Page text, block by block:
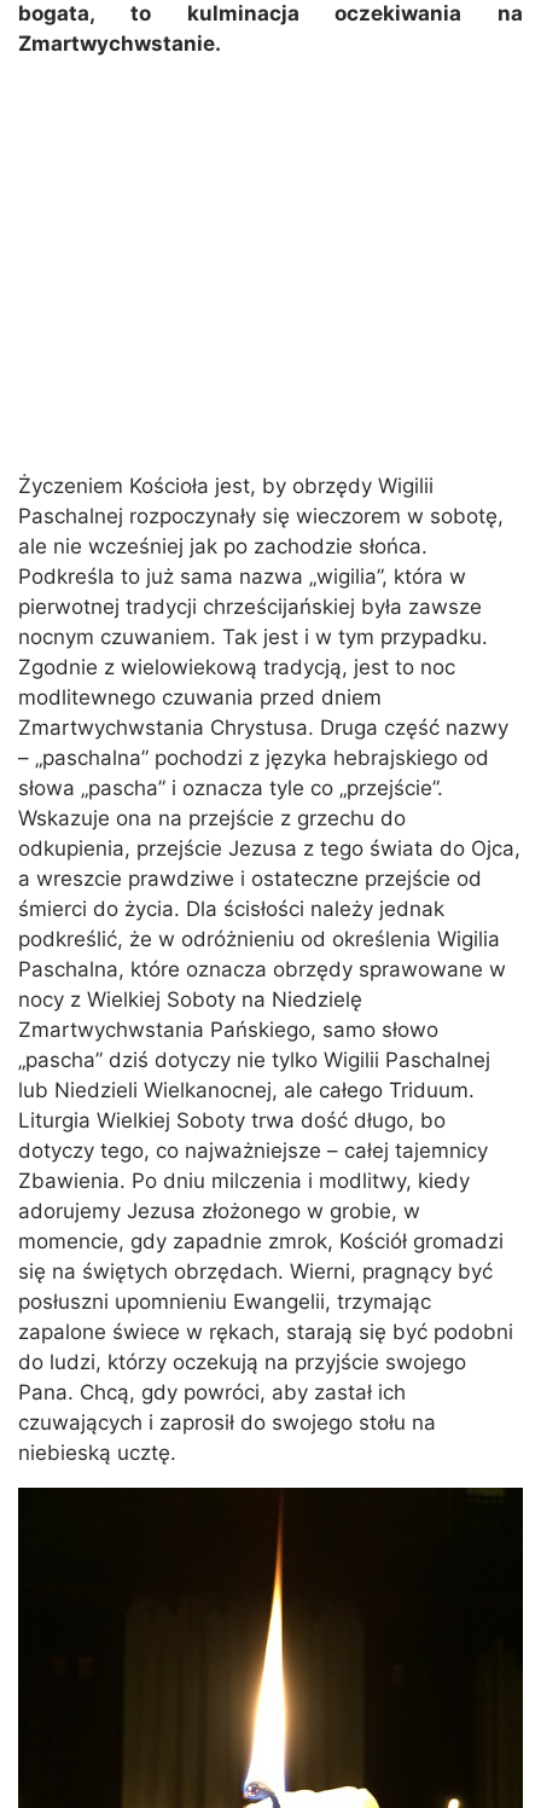
bogata, to kulminacja oczekiwania na
Zmartwychwstanie.
Życzeniem Kościoła jest, by obrzędy Wigilii
Paschalnej rozpoczynały się wieczorem w sobotę,
ale nie wcześniej jak po zachodzie słońca.
Podkreśla to już sama nazwa „wigilia”, która w
pierwotnej tradycji chrześcijańskiej była zawsze
nocnym czuwaniem. Tak jest i w tym przypadku.
Zgodnie z wielowiekową tradycją, jest to noc
modlitewnego czuwania przed dniem
Zmartwychwstania Chrystusa. Druga część nazwy
– „paschalna” pochodzi z języka hebrajskiego od
słowa „pascha” i oznacza tyle co „przejście”.
Wskazuje ona na przejście z grzechu do
odkupienia, przejście Jezusa z tego świata do Ojca,
a wreszcie prawdziwe i ostateczne przejście od
śmierci do życia. Dla ścisłości należy jednak
podkreślić, że w odróżnieniu od określenia Wigilia
Paschalna, które oznacza obrzędy sprawowane w
nocy z Wielkiej Soboty na Niedzielę
Zmartwychwstania Pańskiego, samo słowo
„pascha” dziś dotyczy nie tylko Wigilii Paschalnej
lub Niedzieli Wielkanocnej, ale całego Triduum.
Liturgia Wielkiej Soboty trwa dość długo, bo
dotyczy tego, co najważniejsze – całej tajemnicy
Zbawienia. Po dniu milczenia i modlitwy, kiedy
adorujemy Jezusa złożonego w grobie, w
momencie, gdy zapadnie zmrok, Kościół gromadzi
się na świętych obrzędach. Wierni, pragnący być
posłuszni upomnieniu Ewangelii, trzymając
zapalone świece w rękach, starają się być podobni
do ludzi, którzy oczekują na przyjście swojego
Pana. Chcą, gdy powróci, aby zastał ich
czuwających i zaprosił do swojego stołu na
niebieską ucztę.